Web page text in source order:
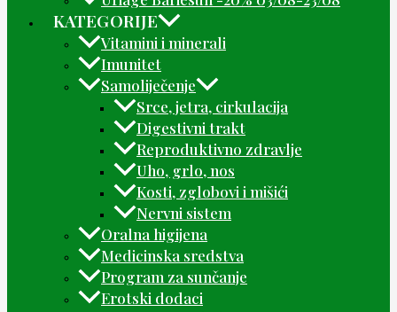
KATEGORIJE
Vitamini i minerali
Imunitet
Samoliječenje
Srce, jetra, cirkulacija
Digestivni trakt
Reproduktivno zdravlje
Uho, grlo, nos
Kosti, zglobovi i mišići
Nervni sistem
Oralna higijena
Medicinska sredstva
Program za sunčanje
Erotski dodaci